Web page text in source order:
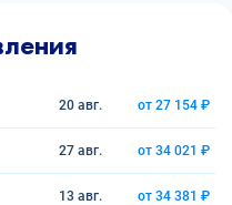
20 авг. от 27 154 ₽
27 авг. от 34 021 ₽
13 авг. от 34 381 ₽